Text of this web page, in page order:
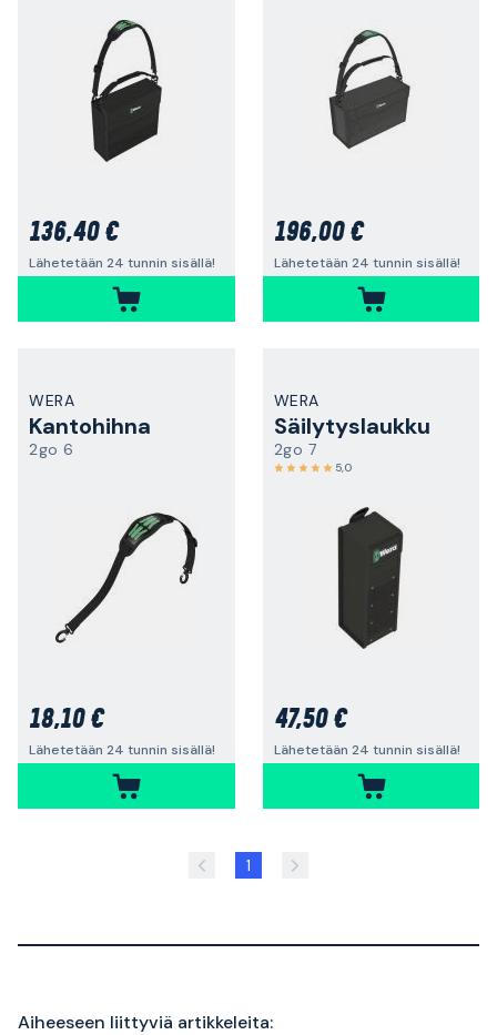
136,40 €
Lähetetään 24 tunnin sisällä!
196,00 €
Lähetetään 24 tunnin sisällä!
WERA
Kantohihna
2go 6
18,10 €
Lähetetään 24 tunnin sisällä!
WERA
Säilytyslaukku
2go 7
5,0
47,50 €
Lähetetään 24 tunnin sisällä!
1
Aiheeseen liittyviä artikkeleita: